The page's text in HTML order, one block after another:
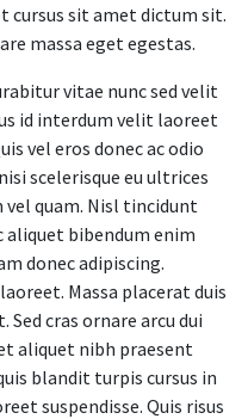
cursus sit amet dictum sit.
massa eget egestas.
vitae nunc sed velit
id interdum velit laoreet
vel eros donec ac odio
scelerisque eu ultrices
vel quam. Nisl tincidunt
aliquet bibendum enim
donec adipiscing.
Massa placerat duis
cras ornare arcu dui
aliquet nibh praesent
blandit turpis cursus in
suspendisse. Quis risus